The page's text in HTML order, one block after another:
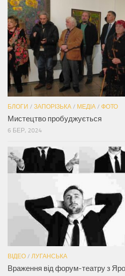
БЛОГИ / ЗАПОРІЗЬКА / МЕДІА / ФОТО
Мистецтво пробуджується
6 БЕР, 2024
ВІДЕО / ЛУГАНСЬКА
Враження від форум-театру з